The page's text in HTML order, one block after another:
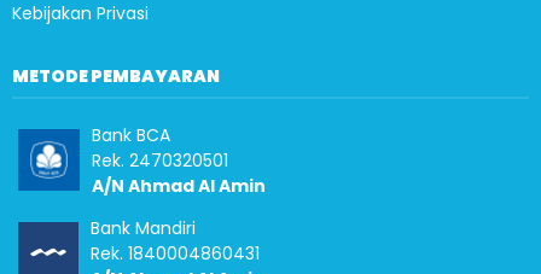
Kebijakan Privasi
METODE PEMBAYARAN
Bank BCA
Rek. 2470320501
A/N Ahmad Al Amin
Bank Mandiri
Rek. 1840004860431